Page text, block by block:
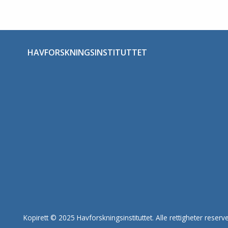
HAVFORSKNINGSINSTITUTTET
Kopirett © 2025 Havforskningsinstituttet. Alle rettigheter